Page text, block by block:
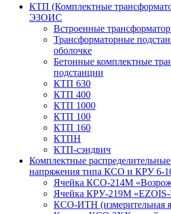
КТП (Комплектные
ЭЗОИС
Встроенные
Трансформаторные
оболочке
Бетонные комплектные
подстанции
КТП 630
КТП 400
КТП 1000
КТП 100
КТП 160
КТПН
КТП-сэндвич
Комплектные распределительные
напряжения типа КСО и КРУ 6-
Ячейка КСО-214М
Ячейка КРУ-219М «EZOIS-
КСО-ИТН (измерительная